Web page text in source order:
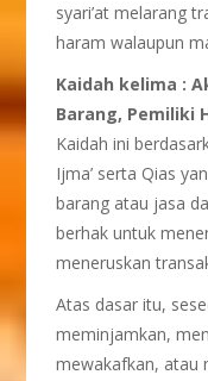
syari’at melarang
haram walaupun
Kaidah kelima :
Barang, Pemiliki
Kaidah ini
Ijma’ serta Qias
barang atau jasa
berhak untuk
meneruskan
Atas dasar itu,
meminjamkan,
mewakafkan, atau